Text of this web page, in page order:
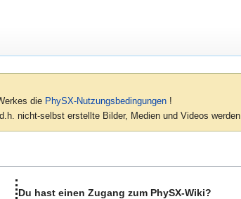
die PhySX-Nutzungsbedingungen !
nicht-selbst erstellte Bilder, Medien und Videos werden
Du hast einen Zugang zum PhySX-Wiki?